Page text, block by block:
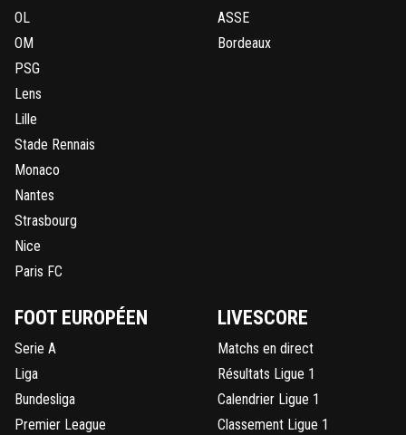
OL
OM
PSG
Lens
Lille
Stade Rennais
Monaco
Nantes
Strasbourg
Nice
Paris FC
ASSE
Bordeaux
FOOT EUROPÉEN
Serie A
Liga
Bundesliga
Premier League
LIVESCORE
Matchs en direct
Résultats Ligue 1
Calendrier Ligue 1
Classement Ligue 1